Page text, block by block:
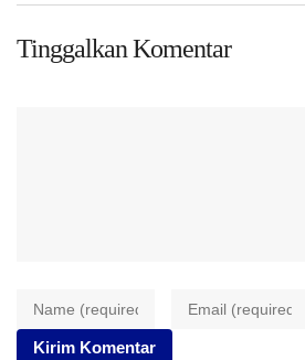
Tinggalkan Komentar